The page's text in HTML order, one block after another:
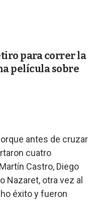
para correr la
película sobre
antes de cruzar
cuatro
Castro, Diego
Nazaret, otra vez al
éxito y fueron